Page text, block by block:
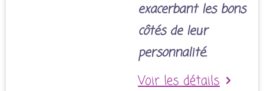
exacerbant les bons
côtés de leur
personnalité.
Voir les détails